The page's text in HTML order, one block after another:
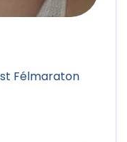
Félmaraton